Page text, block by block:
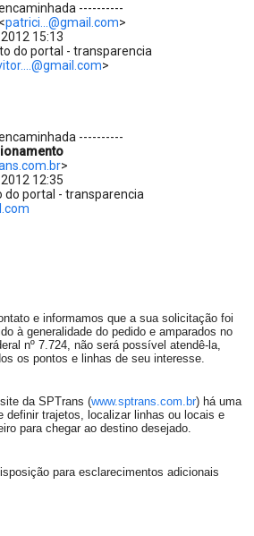
----------
<patrici...@gmail.com>
15:13
do portal - transparencia
>
----------
>
12:35
do portal - transparencia
e informamos que a sua solicitação foi
à generalidade do pedido e amparados no
nº 7.724, não será possível atendê-la,
os pontos e linhas de seu interesse.
da SPTrans (www.sptrans.com.br) há uma
definir trajetos, localizar linhas ou locais e
para chegar ao destino desejado.
para esclarecimentos adicionais